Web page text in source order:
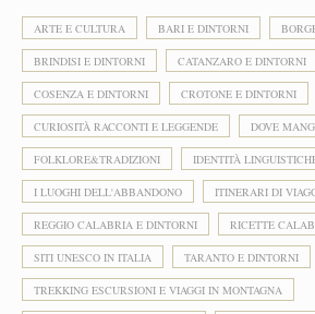
ARTE E CULTURA BARI E DINTORNI
BRINDISI E DINTORNI CATANZARO E DINTORNI
COSENZA E DINTORNI CROTONE E DINTORNI
CURIOSITÀ RACCONTI E LEGGENDE DOVE
FOLKLORE&TRADIZIONI IDENTITÀ
I LUOGHI DELL'ABBANDONO ITINERARI DI
REGGIO CALABRIA E DINTORNI RICETTE
SITI UNESCO IN ITALIA TARANTO E DINTORNI
TREKKING ESCURSIONI E VIAGGI IN MONTAGNA